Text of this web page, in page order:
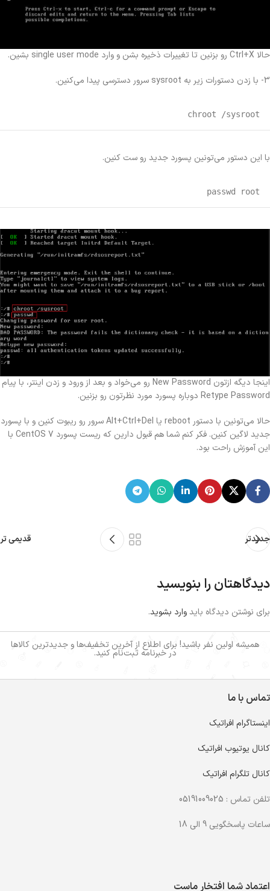
حالا Ctrl+X رو بزنین تا تغییرات ذخیره بشن و وارد single user mode بشین.
3- با زدن دستورات زیر به sysroot سرور دسترسی پیدا می‌کنین.
chroot /sysroot
با این دستور می‌تونین پسورد جدید رو ست کنین.
passwd root
اینجا دیگه ازتون New Password رو می‌خواد و بعد از ورود و زدن اینتر، با پیام
Retype Password دوباره پسورد مورد نظرتون رو بزنین.
حالا می‌تونین با دستور reboot یا Alt+Ctrl+Del سرور رو ریبوت کنین و با پسورد
جدید لاگین کنین. فکر کنم شما هم قبول دارین که ریست پسورد CentOS 7 با
این آموزش راحت بود.
جدیدتر قدیمی تر
دیدگاهتان را بنویسید
برای نوشتن دیدگاه بایدوارد بشوید.
همیشه اولین نفر باشید! برای اطلاع از آخرین تخفیف‌ها و جدیدترین کالاها
در خبرنامه ثبت‌نام کنید.
تماس با ما
اینستاگرام افراتیک
کانال یوتیوب افراتیک
کانال تلگرام افراتیک
تلفن تماس : 05191009025
ساعات پاسخگویی 9 الی 18
اعتماد شما افتخار ماست